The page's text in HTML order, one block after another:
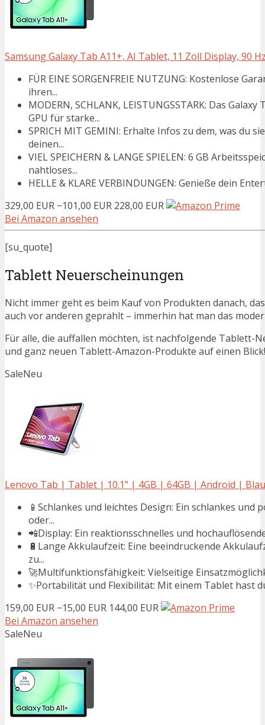
Samsung Galaxy Tab A11+, AI Tablet, 11 Zoll Display, 90
FÜR EINE SORGENFREIE NUTZUNG: Kostenlose
ihren...
MODERN, SCHLANK, LEISTUNGSSTARK: Das
GPU für starke...
SPRICH MIT GEMINI: Erhalte Infos zu dem, was du
deinen...
VIEL SPEICHERN & LANGE SPIELEN: 6 GB
nahtloses...
HELLE & KLARE VERBINDUNGEN: Genieße dein
329,00 EUR −101,00 EUR 228,00 EUR
Bei Amazon ansehen
[su_quote]
Tablett Neuerscheinungen
Nicht immer geht es beim Kauf von Produkten danach,
auch vor anderen geprahlt – immerhin hat man das
Für alle, die auffallen möchten, ist nachfolgende Tablett-
und ganz neuen Tablett-Amazon-Produkte auf einen
SaleNeu
Lenovo Tab | Tablet | 10.1" | 4GB | 64GB | Android | Blau
📱Schlankes und leichtes Design: Ein schlankes
oder...
📲Display: Ein reaktionsschnelles und
🔋Lange Akkulaufzeit: Eine beeindruckende
zu...
🚀Multifunktionsfähigkeit: Vielseitige
✨Portabilität und Flexibilität: Mit einem Tablet hast
159,00 EUR −15,00 EUR 144,00 EUR
Bei Amazon ansehen
SaleNeu